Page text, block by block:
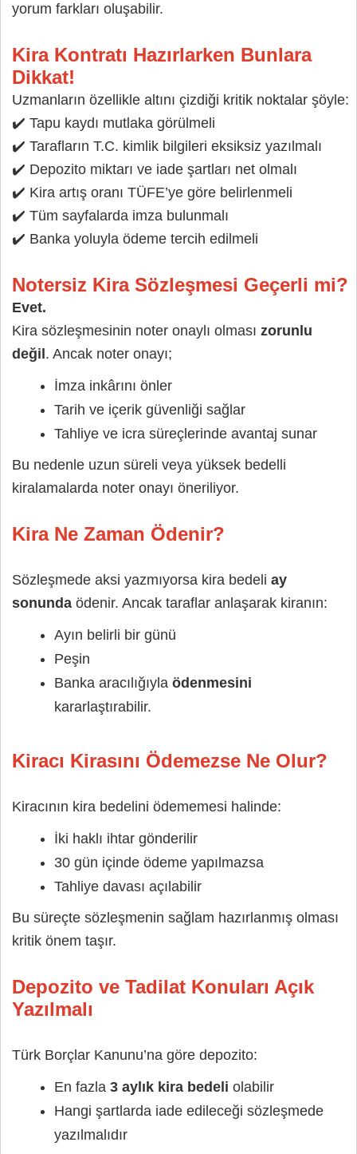
yorum farkları oluşabilir.
Kira Kontratı Hazırlarken Bunlara
Dikkat!
Uzmanların özellikle altını çizdiği kritik noktalar şöyle:
✔️ Tapu kaydı mutlaka görülmeli
✔️ Tarafların T.C. kimlik bilgileri eksiksiz yazılmalı
✔️ Depozito miktarı ve iade şartları net olmalı
✔️ Kira artış oranı TÜFE’ye göre belirlenmeli
✔️ Tüm sayfalarda imza bulunmalı
✔️ Banka yoluyla ödeme tercih edilmeli
Notersiz Kira Sözleşmesi Geçerli mi?
Evet.
Kira sözleşmesinin noter onaylı olması zorunlu
değil . Ancak noter onayı;
İmza inkârını önler
Tarih ve içerik güvenliği sağlar
Tahliye ve icra süreçlerinde avantaj sunar
Bu nedenle uzun süreli veya yüksek bedelli
kiralamalarda noter onayı öneriliyor.
Kira Ne Zaman Ödenir?
Sözleşmede aksi yazmıyorsa kira bedeli ay
sonunda ödenir. Ancak taraflar anlaşarak kiranın:
Ayın belirli bir günü
Peşin
Banka aracılığıyla ödenmesini
kararlaştırabilir.
Kiracı Kirasını Ödemezse Ne Olur?
Kiracının kira bedelini ödememesi halinde:
İki haklı ihtar gönderilir
30 gün içinde ödeme yapılmazsa
Tahliye davası açılabilir
Bu süreçte sözleşmenin sağlam hazırlanmış olması
kritik önem taşır.
Depozito ve Tadilat Konuları Açık
Yazılmalı
Türk Borçlar Kanunu’na göre depozito:
En fazla 3 aylık kira bedeli olabilir
Hangi şartlarda iade edileceği sözleşmede
yazılmalıdır